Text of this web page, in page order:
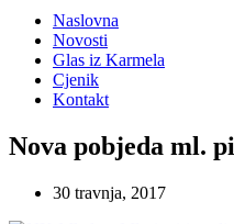
Naslovna
Novosti
Glas iz Karmela
Cjenik
Kontakt
Nova pobjeda ml.
30 travnja, 2017